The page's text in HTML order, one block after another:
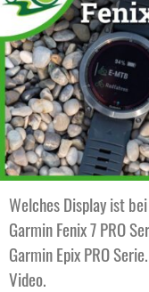
Welches Display ist
Garmin Fenix 7 PRO
Garmin Epix PRO
Video.